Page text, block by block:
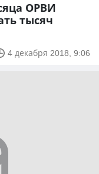
ОРВИ
тысяч
4 декабря 2018, 9:06